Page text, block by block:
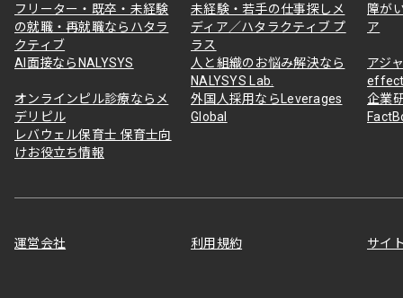
フリーター・既卒・未経験
の就職・再就職ならハタラ
クティブ
未経験・若手の仕事探しメ
ディア／ハタラクティブ プ
ラス
障が
ア
AI面接ならNALYSYS
人と組織のお悩み解決なら
NALYSYS Lab.
アジ
オンラインピル診療ならメ
デリピル
外国人採用ならLeverages
Global
企業
レバウェル保育士 保育士向
けお役立ち情報
運営会社 利用規約 サイ